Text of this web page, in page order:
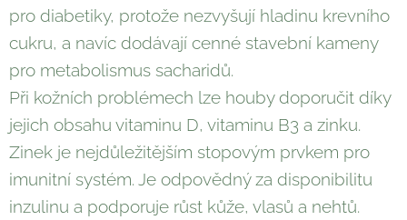
pro diabetiky, protože nezvyšují hladinu krevního
cukru, a navíc dodávají cenné stavební kameny
pro metabolismus sacharidů.
Při kožních problémech lze houby doporučit díky
jejich obsahu vitaminu D, vitaminu B3 a zinku.
Zinek je nejdůležitějším stopovým prvkem pro
imunitní systém. Je odpovědný za disponibilitu
inzulinu a podporuje růst kůže, vlasů a nehtů.